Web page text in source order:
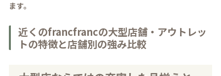
ます。
近くのfrancfrancの大型店舗・アウトレッ
トの特徴と店舗別の強み比較